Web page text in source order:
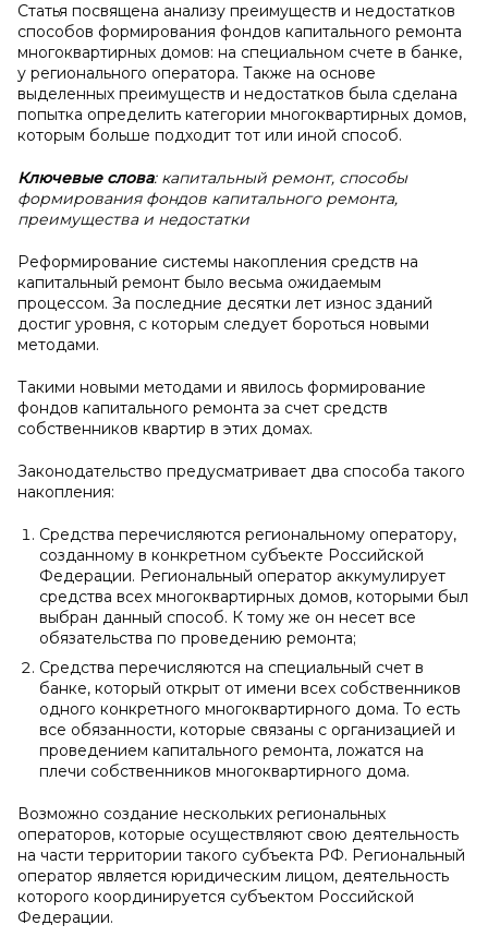
Статья посвящена анализу преимуществ и недостатков
способов формирования фондов капитального ремонта
многоквартирных домов: на специальном счете в банке,
у регионального оператора. Также на основе
выделенных преимуществ и недостатков была сделана
попытка определить категории многоквартирных домов,
которым больше подходит тот или иной способ.
Ключевые слова: капитальный ремонт, способы
формирования фондов капитального ремонта,
преимущества и недостатки
Реформирование системы накопления средств на
капитальный ремонт было весьма ожидаемым
процессом. За последние десятки лет износ зданий
достиг уровня, с которым следует бороться новыми
методами.
Такими новыми методами и явилось формирование
фондов капитального ремонта за счет средств
собственников квартир в этих домах.
Законодательство предусматривает два способа такого
накопления:
Средства перечисляются региональному оператору,
созданному в конкретном субъекте Российской
Федерации. Региональный оператор аккумулирует
средства всех многоквартирных домов, которыми был
выбран данный способ. К тому же он несет все
обязательства по проведению ремонта;
Средства перечисляются на специальный счет в
банке, который открыт от имени всех собственников
одного конкретного многоквартирного дома. То есть
все обязанности, которые связаны с организацией и
проведением капитального ремонта, ложатся на
плечи собственников многоквартирного дома.
Возможно создание нескольких региональных
операторов, которые осуществляют свою деятельность
на части территории такого субъекта РФ. Региональный
оператор является юридическим лицом, деятельность
которого координируется субъектом Российской
Федерации.